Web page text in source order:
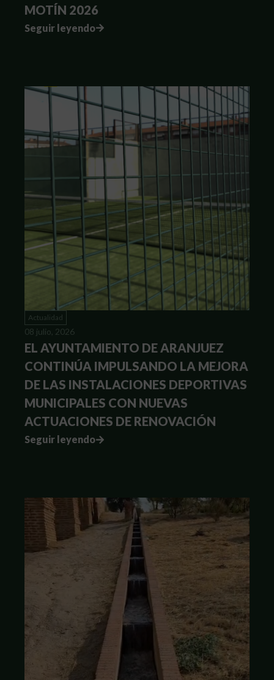
MOTÍN 2026
Seguir leyendo
Actualidad
08 julio, 2026
EL AYUNTAMIENTO DE ARANJUEZ
CONTINÚA IMPULSANDO LA MEJORA
DE LAS INSTALACIONES DEPORTIVAS
MUNICIPALES CON NUEVAS
ACTUACIONES DE RENOVACIÓN
Seguir leyendo